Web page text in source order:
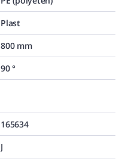
Plast
800 mm
90 °
165634
J